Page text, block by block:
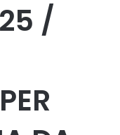
/